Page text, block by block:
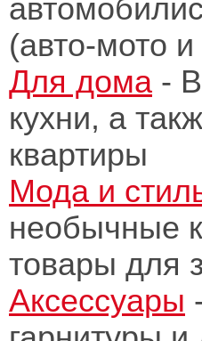
(авто-мото
Для дома -
кухни, а
квартиры
Мода и
необычные
товары для
Аксессуары